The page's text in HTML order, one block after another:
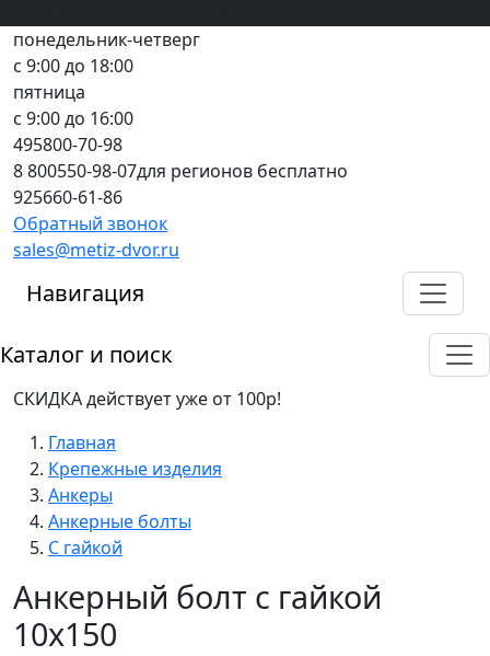
понедельник-четверг
с 9:00 до 18:00
пятница
с 9:00 до 16:00
495800-70-98
8 800550-98-07для регионов бесплатно
925660-61-86
Обратный звонок
sales@metiz-dvor.ru
Навигация
Каталог и поиск
СКИДКА действует уже от 100р!
Главная
Крепежные изделия
Анкеры
Анкерные болты
С гайкой
Анкерный болт с гайкой
10x150